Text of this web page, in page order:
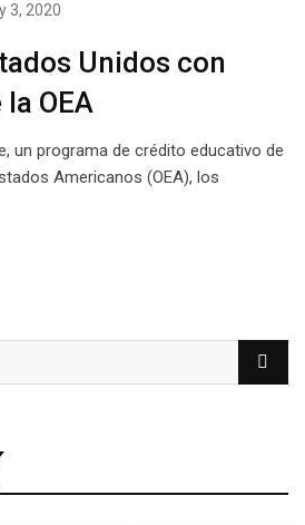
3, 2020
Unidos con
OEA
un programa de crédito educativo de
Americanos (OEA), los